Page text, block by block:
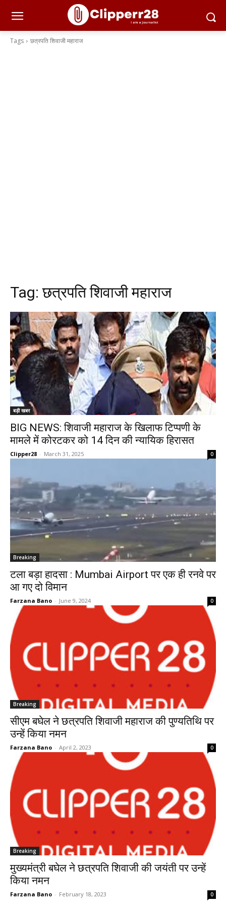
Tags छत्रपति शिवाजी महाराज
Tag:छत्रपति शिवाजी महाराज
बड़ी खबर
BIG NEWS: शिवाजी महाराज के खिलाफ टिप्पणी के
मामले में कोरटकर को 14 दिन की न्यायिक हिरासत
Clipper28 - March 31, 2025 0
Breaking
टला बड़ा हादसा : Mumbai Airport पर एक ही रनवे पर
आ गए दो विमान
Farzana Bano - June 9, 2024 0
Breaking
सीएम बघेल ने छत्रपति शिवाजी महाराज की पुण्यतिथि पर
उन्हें किया नमन
Farzana Bano - April 2, 2023 0
Breaking
मुख्यमंत्री बघेल ने छत्रपति शिवाजी की जयंती पर उन्हें
किया नमन
Farzana Bano - February 18, 2023 0